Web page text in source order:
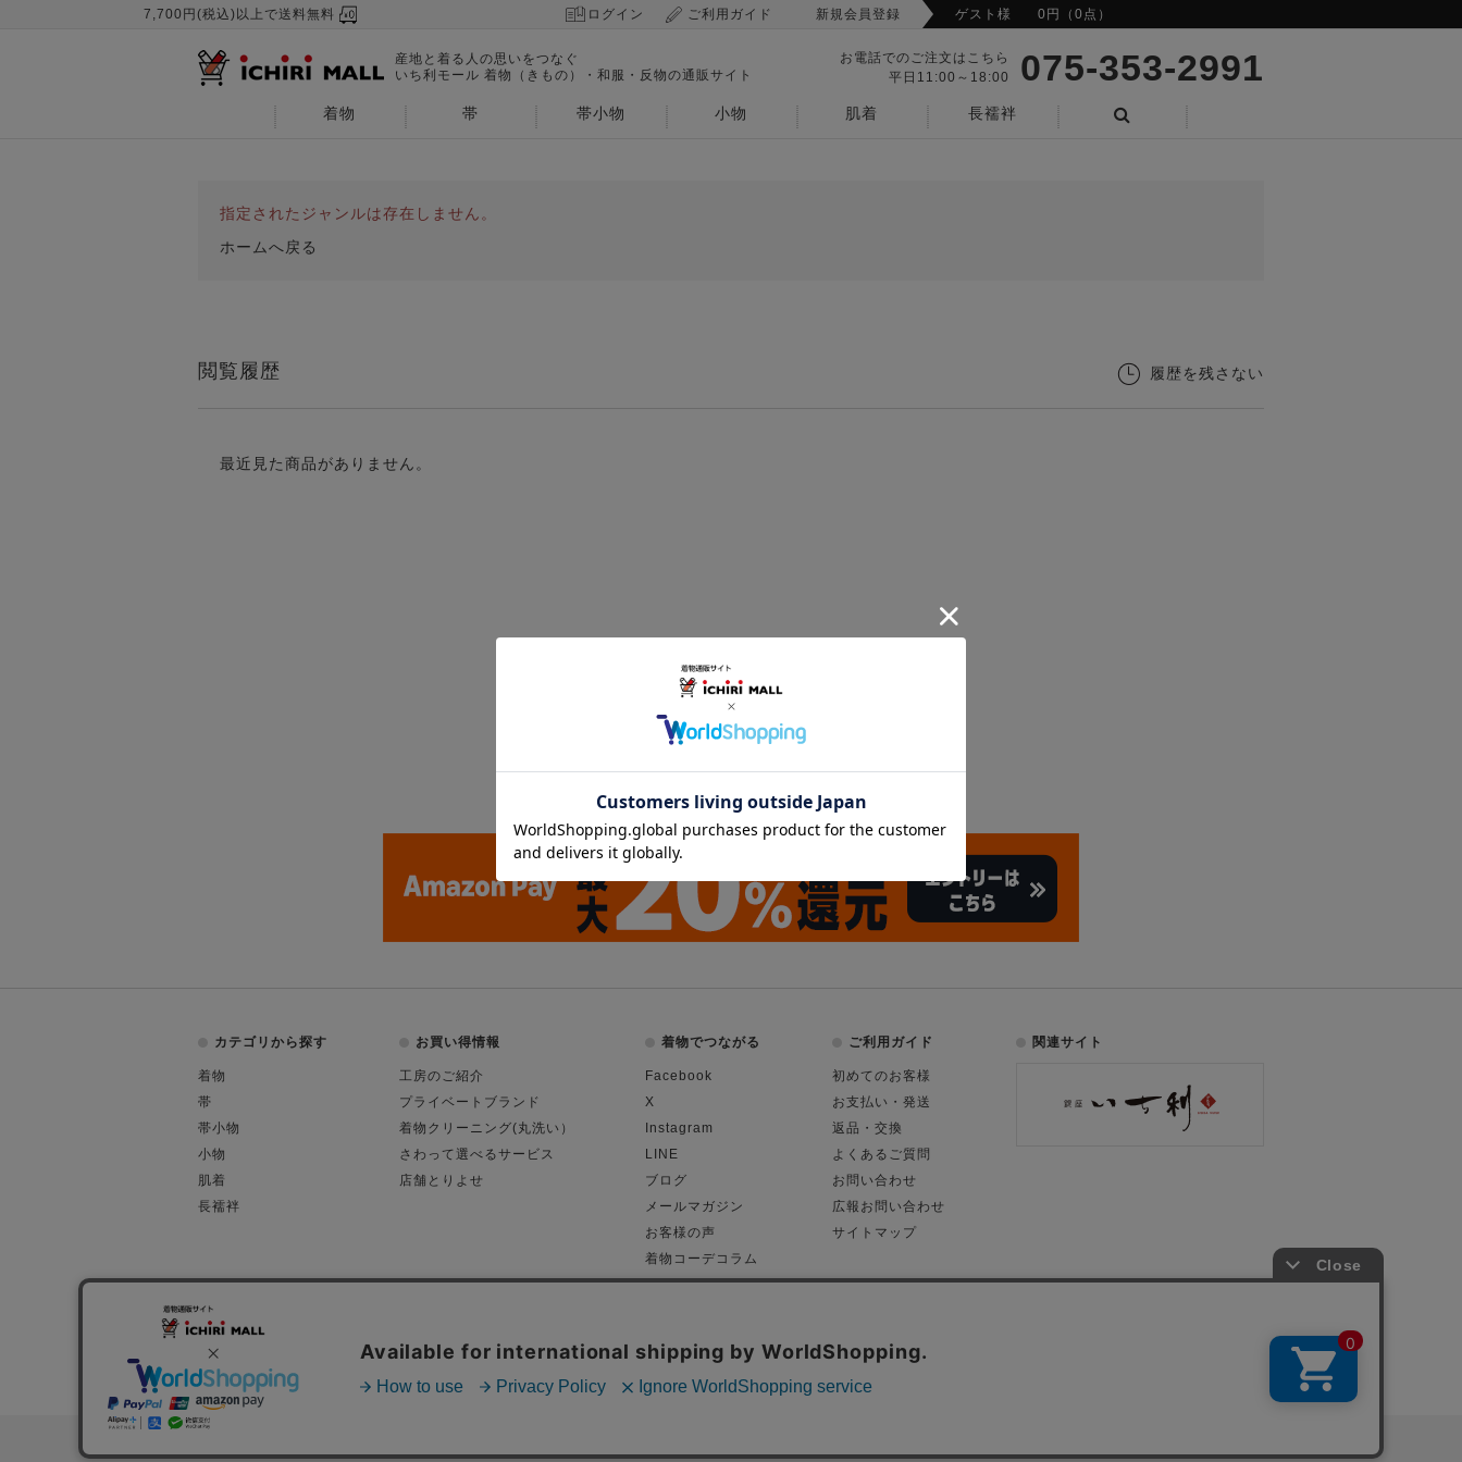
7,700円(税込)以上で送料無料 ログイン ご利用ガイド 新規会員登録 ゲスト様 0円（0点）
産地と着る人の思いをつなぐ
いち利モール 着物（きもの）・和服・反物の通販サイト
お電話でのご注文はこちら
平日11:00～18:00
075-353-2991
着物 帯 帯小物 小物 肌着
長襦袢
指定されたジャンルは存在しません。
ホームへ戻る
閲覧履歴
最近見た商品がありません。
履歴を残さない
カテゴリから探す
着物
帯
帯小物
小物
肌着
長襦袢
お買い得情報
工房のご紹介
プライベートブランド
着物クリーニング(丸洗い）
さわって選べるサービス
店舗とりよせ
着物でつながる
Facebook
X
Instagram
LINE
ブログ
メールマガジン
お客様の声
着物コーデコラム
ご利用ガイド
初めてのお客様
お支払い・発送
返品・交換
よくあるご質問
お問い合わせ
広報お問い合わせ
サイトマップ
関連サイト